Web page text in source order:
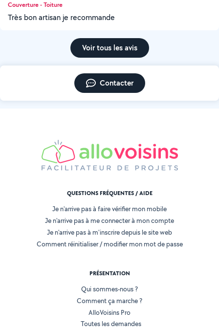
Couverture - Toiture
Très bon artisan je recommande
Voir tous les avis
Contacter
QUESTIONS FRÉQUENTES / AIDE
Je n'arrive pas à faire vérifier mon mobile
Je n'arrive pas à me connecter à mon compte
Je n'arrive pas à m'inscrire depuis le site web
Comment réinitialiser / modifier mon mot de passe
PRÉSENTATION
Qui sommes-nous ?
Comment ça marche ?
AlloVoisins Pro
Toutes les demandes